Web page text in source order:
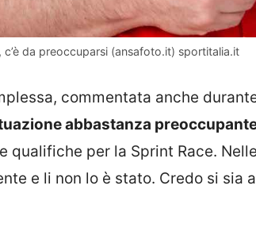
c’è da preoccuparsi (ansafoto.it) sportitalia.it
commentata anche
abbastanza
qualifiche per la Sprint Race.
e li non lo è stato. Credo si sia